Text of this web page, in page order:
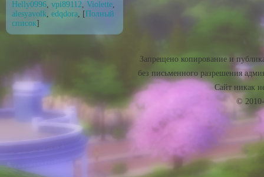
Helly0996, vpi89112, Violette,
alesyavolk, edqdora, [Полный
список]
Запрещено копирование и
без письменного разрешения
Сайт никак
©